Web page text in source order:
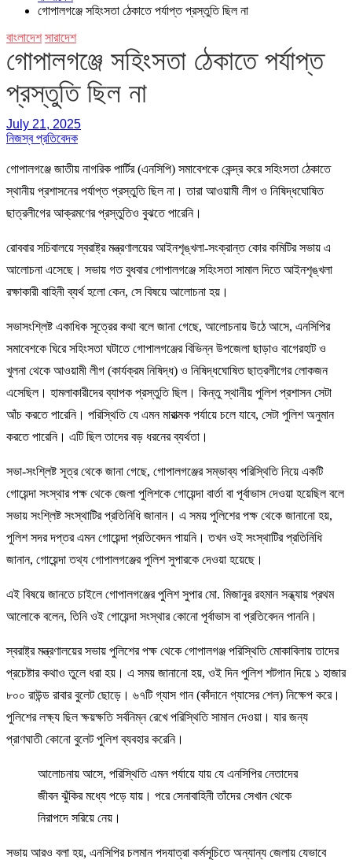
গোপালগঞ্জে সহিংসতা ঠেকাতে পর্যাপ্ত প্রস্তুতি ছিল না
বাংলাদেশ সারাদেশ
গোপালগঞ্জে সহিংসতা ঠেকাতে পর্যাপ্ত
প্রস্তুতি ছিল না
July 21, 2025
নিজস্ব প্রতিবেদক
গোপালগঞ্জে জাতীয় নাগরিক পার্টির (এনসিপি) সমাবেশকে কেন্দ্র করে সহিংসতা ঠেকাতে
স্থানীয় প্রশাসনের পর্যাপ্ত প্রস্তুতি ছিল না। তারা আওয়ামী লীগ ও নিষিদ্ধঘোষিত
ছাত্রলীগের আক্রমণের প্রস্তুতিও বুঝতে পারেনি।
রোববার সচিবালয়ে স্বরাষ্ট্র মন্ত্রণালয়ের আইনশৃঙ্খলা-সংক্রান্ত কোর কমিটির সভায় এ
আলোচনা এসেছে। সভায় গত বুধবার গোপালগঞ্জে সহিংসতা সামাল দিতে আইনশৃঙ্খলা
রক্ষাকারী বাহিনী ব্যর্থ হলো কেন, সে বিষয়ে আলোচনা হয়।
সভাসংশ্লিষ্ট একাধিক সূত্রের কথা বলে জানা গেছে, আলোচনায় উঠে আসে, এনসিপির
সমাবেশকে ঘিরে সহিংসতা ঘটাতে গোপালগঞ্জের বিভিন্ন উপজেলা ছাড়াও বাগেরহাট ও
খুলনা থেকে আওয়ামী লীগ (কার্যক্রম নিষিদ্ধ) ও নিষিদ্ধঘোষিত ছাত্রলীগের লোকজন
এসেছিল। হামলাকারীদের ব্যাপক প্রস্তুতি ছিল। কিন্তু স্থানীয় পুলিশ প্রশাসন সেটা
আঁচ করতে পারেনি। পরিস্থিতি যে এমন মারাত্মক পর্যায়ে চলে যাবে, সেটা পুলিশ অনুমান
করতে পারেনি। এটি ছিল তাদের বড় ধরনের ব্যর্থতা।
সভা-সংশ্লিষ্ট সূত্র থেকে জানা গেছে, গোপালগঞ্জের সম্ভাব্য পরিস্থিতি নিয়ে একটি
গোয়েন্দা সংস্থার পক্ষ থেকে জেলা পুলিশকে গোয়েন্দা বার্তা বা পূর্বাভাস দেওয়া হয়েছিল বলে
সভায় সংশ্লিষ্ট সংস্থাটির প্রতিনিধি জানান। এ সময় পুলিশের পক্ষ থেকে জানানো হয়,
পুলিশ সদর দপ্তর এমন গোয়েন্দা প্রতিবেদন পায়নি। তখন ওই সংস্থাটির প্রতিনিধি
জানান, গোয়েন্দা তথ্য গোপালগঞ্জের পুলিশ সুপারকে দেওয়া হয়েছে।
এই বিষয়ে জানতে চাইলে গোপালগঞ্জের পুলিশ সুপার মো. মিজানুর রহমান সন্ধ্যায় প্রথম
আলোকে বলেন, তিনি ওই গোয়েন্দা সংস্থার কোনো পূর্বাভাস বা প্রতিবেদন পাননি।
স্বরাষ্ট্র মন্ত্রণালয়ের সভায় পুলিশের পক্ষ থেকে গোপালগঞ্জ পরিস্থিতি মোকাবিলায় তাদের
প্রচেষ্টার কথাও তুলে ধরা হয়। এ সময় জানানো হয়, ওই দিন পুলিশ শটগান দিয়ে ১ হাজার
৮০০ রাউন্ড রাবার বুলেট ছোড়ে। ৬৭টি গ্যাস গান (কাঁদানে গ্যাসের শেল) নিক্ষেপ করে।
পুলিশের লক্ষ্য ছিল ক্ষয়ক্ষতি সর্বনিম্ন রেখে পরিস্থিতি সামাল দেওয়া। যার জন্য
প্রাণঘাতী কোনো বুলেট পুলিশ ব্যবহার করেনি।
আলোচনায় আসে, পরিস্থিতি এমন পর্যায়ে যায় যে এনসিপির নেতাদের
জীবন ঝুঁকির মধ্যে পড়ে যায়। পরে সেনাবাহিনী তাঁদের সেখান থেকে
নিরাপদে সরিয়ে নেয়।
সভায় আরও বলা হয়, এনসিপির চলমান পদযাত্রা কর্মসূচিতে অন্যান্য জেলায় যেভাবে